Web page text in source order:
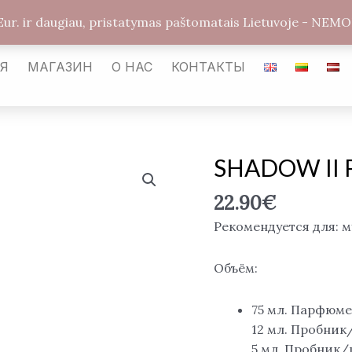
МАГАЗИН О НАС КОНТАКТЫ
SHADOW II
22.90€
Рекомендуется для:
Объём:
75 мл.
12 мл.
5 мл. Пробник/
Количество
товара
SHADOW
II
Homme,
ir daugiau, pristatymas paštomatais Lietuvoje -